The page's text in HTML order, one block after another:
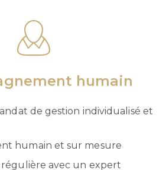
humain
de gestion individualisé et
humain et sur mesure
avec un expert